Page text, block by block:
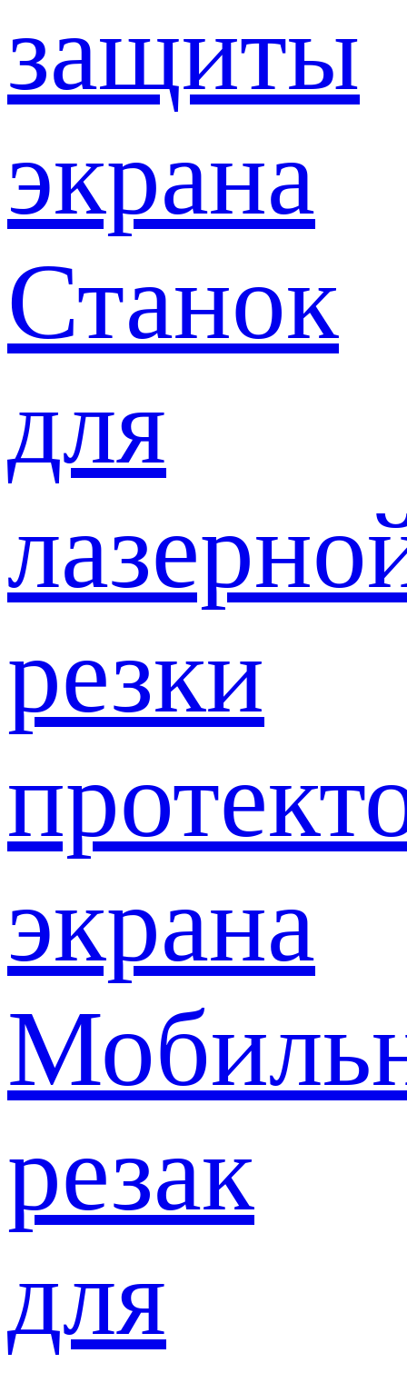
защиты
экрана
Станок
для
резки
экрана
резак
для